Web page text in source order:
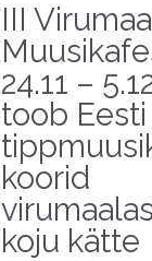
III Virumaa
24.11 –
toob Eesti
koorid
koju kätte